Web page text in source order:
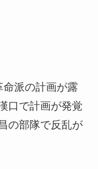
派の計画が露
口で計画が発覚
の部隊で反乱が